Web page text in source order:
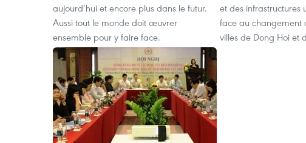
aujourd’hui et encore plus dans le futur.
Aussi tout le monde doit œuvrer
ensemble pour y faire face.
et des infrastructures
face au changement
villes de Dong Hoi et